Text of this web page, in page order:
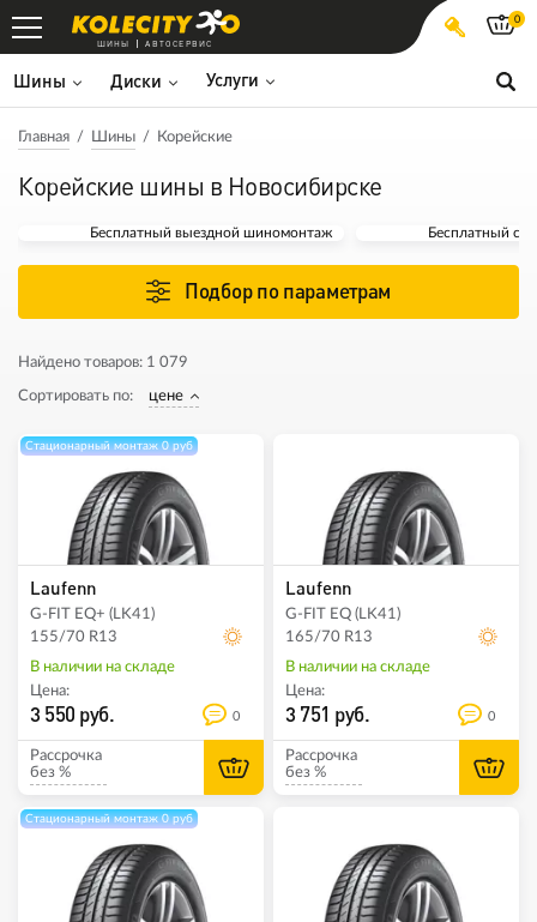
ШИНЫ АВТОСЕРВИС
Шины Диски Услуги
0
Главная Шины Корейские
Корейские шины в Новосибирске
Бесплатный выездной шиномонтаж Бесплатный
Подбор по параметрам
Найдено товаров: 1 079
Сортировать по: цене
Стационарный монтаж 0 руб
Laufenn
G-FIT EQ+ (LK41)
155/70 R13
В наличии на складе
Цена:
3 550 руб. 0
Рассрочка
без %
Laufenn
G-FIT EQ (LK41)
165/70 R13
В наличии на складе
Цена:
3 751 руб. 0
Рассрочка
без %
Стационарный монтаж 0 руб